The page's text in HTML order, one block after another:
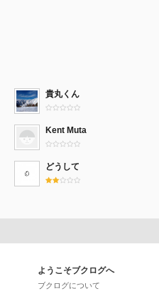
貴丸くん
Kent Muta
どうして
ようこそブクログへ
ブクログについて